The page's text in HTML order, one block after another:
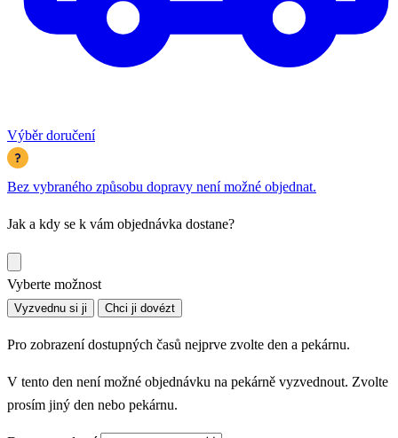
Výběr doručení
Bez vybraného způsobu dopravy není možné objednat.
Jak a kdy se k vám objednávka dostane?
Vyberte možnost
Vyzvednu si ji Chci ji dovézt
Pro zobrazení dostupných časů nejprve zvolte den a pekárnu.
V tento den není možné objednávku na pekárně vyzvednout. Zvolte
prosím jiný den nebo pekárnu.